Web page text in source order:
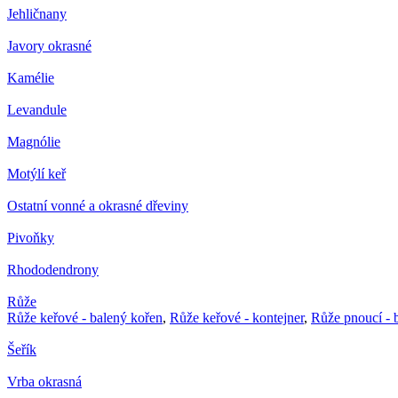
Jehličnany
Javory okrasné
Kamélie
Levandule
Magnólie
Motýlí keř
Ostatní vonné a okrasné dřeviny
Pivoňky
Rhododendrony
Růže
Růže keřové - balený kořen, Růže keřové - kontejner, Růže pnoucí -
Šeřík
Vrba okrasná